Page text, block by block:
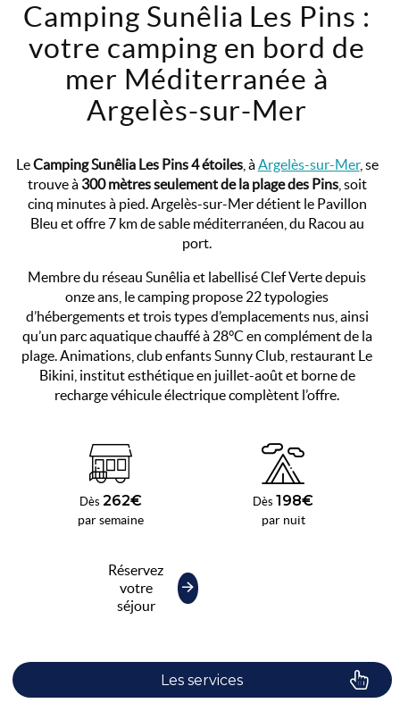
Camping Sunêlia Les Pins :
votre camping en bord de
mer Méditerranée à
Argelès-sur-Mer
LeCamping Sunêlia Les Pins 4 étoiles, àArgelès-sur-Mer, se
trouve à 300 mètres seulement de la plage des Pins, soit
cinq minutes à pied. Argelès-sur-Mer détient le Pavillon
Bleu et offre 7 km de sable méditerranéen, du Racou au
port.
Membre du réseau Sunêlia et labellisé Clef Verte depuis
onze ans, le camping propose 22 typologies
d’hébergements et trois types d’emplacements nus, ainsi
qu’un parc aquatique chauffé à 28°C en complément de la
plage. Animations, club enfants Sunny Club, restaurant Le
Bikini, institut esthétique en juillet-août et borne de
recharge véhicule électrique complètent l’offre.
Dès 262€
par semaine
Dès 198€
par nuit
Réservez
votre
séjour
Les services